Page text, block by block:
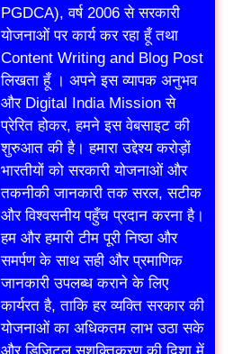
PGDCA), वर्ष 2006 से सरकारी
योजनाओं पर कार्य कर रहा हूँ तथा
Content Writing and Blog Post
लिखता हूँ । अपने इस व्यापक अनुभव
और Digital India Mission से
प्रेरित होकर, हमने इस वेबसाइट की
शुरुआत की है। हमारा उद्देश्य करोड़ों
भारतीयों को सरकारी योजनाओं और
तकनीकी जानकारी तक सरल, सटीक
और विश्वसनीय पहुँच प्रदान करना है।
हम और हमारी टीम पूरी निष्ठा और
समर्पण के साथ सही और प्रमाणिक
जानकारी उपलब्ध कराने के लिए
कार्यरत है, ताकि हर व्यक्ति सरकार की
योजनाओं का अधिकतम लाभ उठा सके